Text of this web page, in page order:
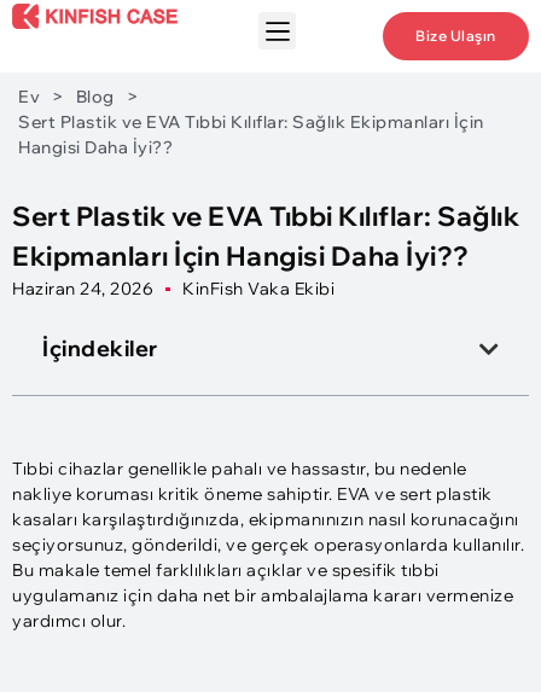
Bize Ulaşın
Ev > Blog
>
Sert Plastik ve EVA Tıbbi Kılıflar: Sağlık Ekipmanları İçin
Hangisi Daha İyi??
Sert Plastik ve EVA Tıbbi Kılıflar: Sağlık
Ekipmanları İçin Hangisi Daha İyi??
Haziran 24, 2026 KinFish Vaka Ekibi
İçindekiler
Tıbbi cihazlar genellikle pahalı ve hassastır, bu nedenle
nakliye koruması kritik öneme sahiptir. EVA ve sert plastik
kasaları karşılaştırdığınızda, ekipmanınızın nasıl korunacağını
seçiyorsunuz, gönderildi, ve gerçek operasyonlarda kullanılır.
Bu makale temel farklılıkları açıklar ve spesifik tıbbi
uygulamanız için daha net bir ambalajlama kararı vermenize
yardımcı olur.